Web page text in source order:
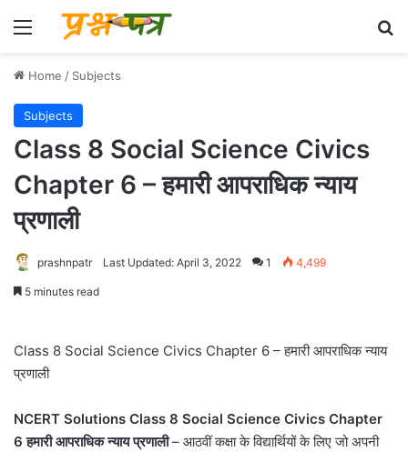
Menu
Home / Subjects
Subjects
Class 8 Social Science Civics
Chapter 6 – हमारी आपराधिक न्याय
प्रणाली
prashnpatr Last Updated: April 3, 2022 1 4,499
5 minutes read
Class 8 Social Science Civics Chapter 6 – हमारी आपराधिक न्याय
प्रणाली
NCERT Solutions Class 8 Social Science Civics Chapter
6 हमारी आपराधिक न्याय प्रणाली– आठवीं कक्षा के विद्यार्थियों के लिए जो अपनी